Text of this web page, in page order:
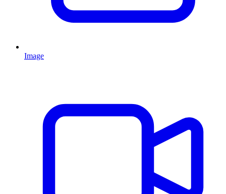
Image